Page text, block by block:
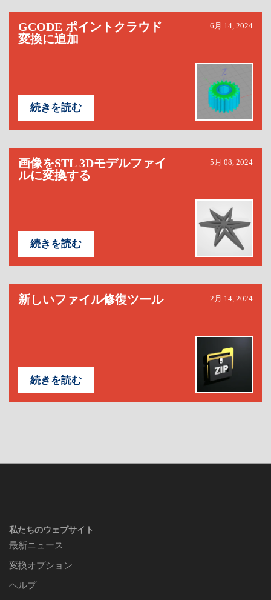
GCODE ポイントクラウド
変換に追加
6月 14, 2024
続きを読む
画像をSTL 3Dモデルファイ
ルに変換する
5月 08, 2024
続きを読む
新しいファイル修復ツール 2月 14, 2024
続きを読む
私たちのウェブサイト
最新ニュース
変換オプション
ヘルプ